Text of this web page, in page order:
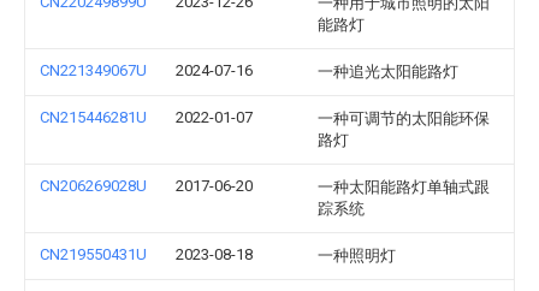
能路灯
CN221349067U 2024-07-16 一种追光太阳能路灯
CN215446281U 2022-01-07
一种可调节的太阳能环保
路灯
CN206269028U 2017-06-20
一种太阳能路灯单轴式跟
踪系统
CN219550431U 2023-08-18 一种照明灯